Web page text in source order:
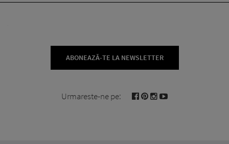
ABONEAZĂ-TE LA NEWSLETTER
Urmareste-ne pe: